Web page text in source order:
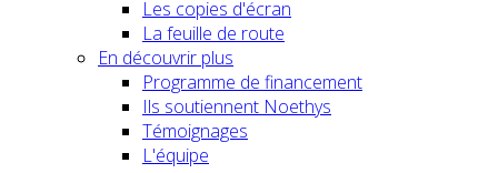
Les copies d'écran
La feuille de route
En découvrir plus
Programme de financement
Ils soutiennent Noethys
Témoignages
L'équipe